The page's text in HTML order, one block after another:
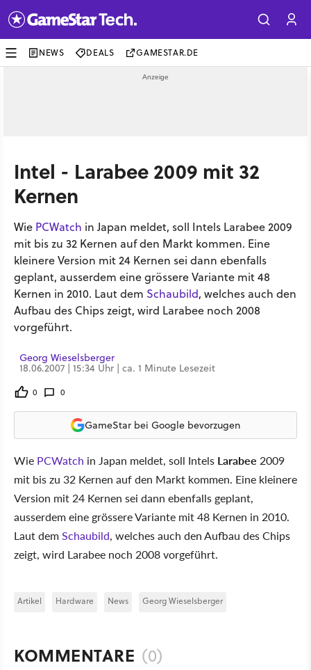
NEWS DEALS GAMESTAR.DE
Intel - Larabee 2009 mit 32
Kernen
Wie PCWatch in Japan meldet, soll Intels Larabee 2009
mit bis zu 32 Kernen auf den Markt kommen. Eine
kleinere Version mit 24 Kernen sei dann ebenfalls
geplant, ausserdem eine grössere Variante mit 48
Kernen in 2010. Laut dem Schaubild, welches auch den
Aufbau des Chips zeigt, wird Larabee noch 2008
vorgeführt.
Georg Wieselsberger
18.06.2007 | 15:34 Uhr | ca. 1 Minute Lesezeit
0 0
GameStar bei Google bevorzugen
Wie PCWatch in Japan meldet, soll Intels Larabee 2009
mit bis zu 32 Kernen auf den Markt kommen. Eine kleinere
Version mit 24 Kernen sei dann ebenfalls geplant,
ausserdem eine grössere Variante mit 48 Kernen in 2010.
Laut demSchaubild, welches auch den Aufbau des Chips
zeigt, wird Larabee noch 2008 vorgeführt.
Artikel Hardware News Georg Wieselsberger
KOMMENTARE (0)